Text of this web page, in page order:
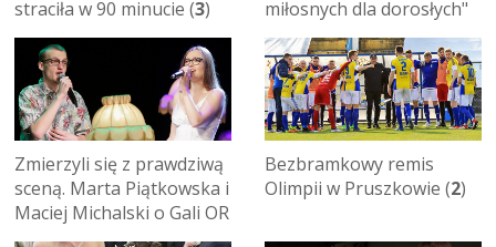
straciła w 90 minucie (3)
miłosnych dla dorosłych"
Zmierzyli się z prawdziwą
sceną. Marta Piątkowska i
Maciej Michalski o Gali OR
Bezbramkowy remis
Olimpii w Pruszkowie (2)